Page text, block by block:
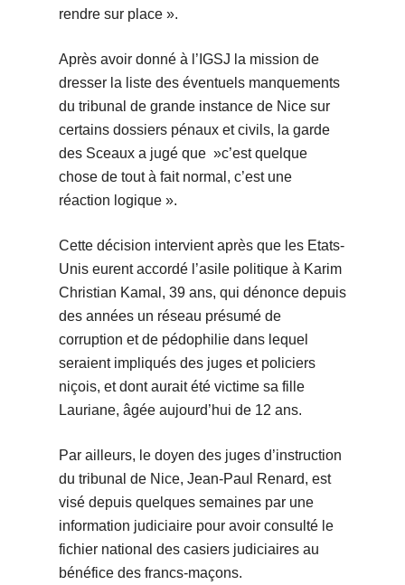
rendre sur place ».
Après avoir donné à l’IGSJ la mission de
dresser la liste des éventuels manquements
du tribunal de grande instance de Nice sur
certains dossiers pénaux et civils, la garde
des Sceaux a jugé que »c’est quelque
chose de tout à fait normal, c’est une
réaction logique ».
Cette décision intervient après que les Etats-
Unis eurent accordé l’asile politique à Karim
Christian Kamal, 39 ans, qui dénonce depuis
des années un réseau présumé de
corruption et de pédophilie dans lequel
seraient impliqués des juges et policiers
niçois, et dont aurait été victime sa fille
Lauriane, âgée aujourd’hui de 12 ans.
Par ailleurs, le doyen des juges d’instruction
du tribunal de Nice, Jean-Paul Renard, est
visé depuis quelques semaines par une
information judiciaire pour avoir consulté le
fichier national des casiers judiciaires au
bénéfice des francs-maçons.